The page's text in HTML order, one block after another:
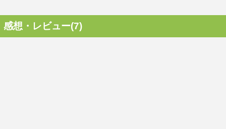
感想・レビュー(7)